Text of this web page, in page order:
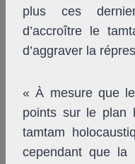
plus ces
d’accroître le
d’aggraver la
« À mesure que
points sur le plan
tamtam
cependant que la